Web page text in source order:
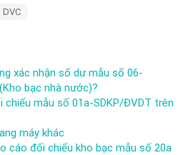
DVC
xác nhận số dư mẫu số 06-
bạc nhà nước)?
chiếu mẫu số 01a-SDKP/ĐVDT trên
máy khác
cáo đối chiếu kho bạc mẫu số 20a